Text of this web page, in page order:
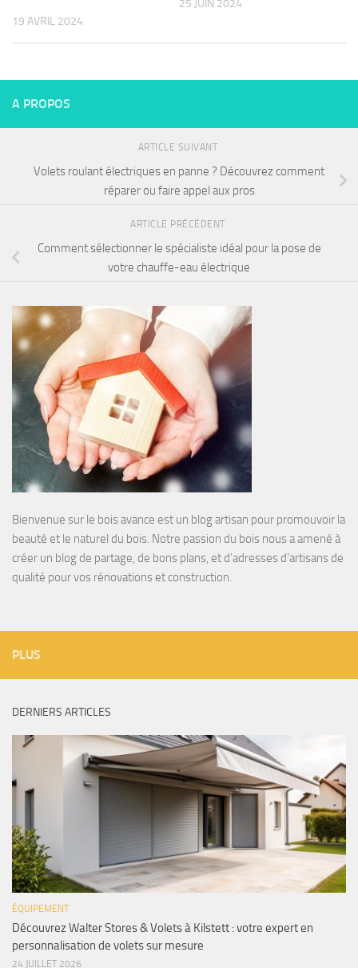
19 AVRIL 2024
25 JUIN 2024
A PROPOS
ARTICLE SUIVANT
Volets roulant électriques en panne ? Découvrez comment
réparer ou faire appel aux pros
ARTICLE PRÉCÉDENT
Comment sélectionner le spécialiste idéal pour la pose de
votre chauffe-eau électrique
Bienvenue sur le bois avance est un blog artisan pour promouvoir la
beauté et le naturel du bois. Notre passion du bois nous a amené à
créer un blog de partage, de bons plans, et d’adresses d’artisans de
qualité pour vos rénovations et construction.
PLUS
DERNIERS ARTICLES
ÉQUIPEMENT
Découvrez Walter Stores & Volets à Kilstett : votre expert en
personnalisation de volets sur mesure
24 JUILLET 2026